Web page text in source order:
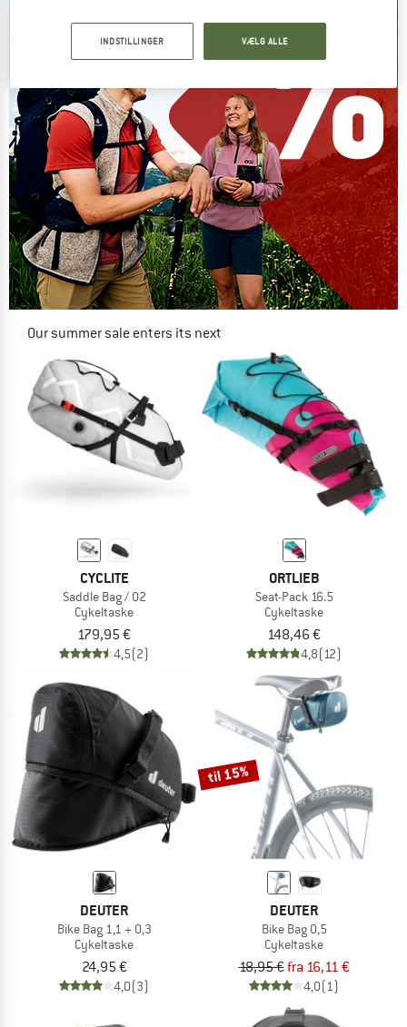
Our summer sale enters its next
NOW UP TO 50% OFF
TO THE SALE
CYCLITE
Saddle Bag / 02
Cykeltaske
179,95 €
4,5(2)
ORTLIEB
Seat-Pack 16.5
Cykeltaske
148,46 €
4,8(12)
DEUTER
Bike Bag 1,1 + 0,3
Cykeltaske
24,95 €
4,0(3)
til 15%
DEUTER
Bike Bag 0,5
Cykeltaske
18,95 €fra 16,11 €
4,0(1)
INDSTILLINGER VÆLG ALLE